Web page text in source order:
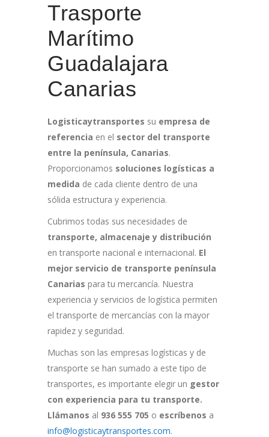
Trasporte
Marítimo
Guadalajara
Canarias
Logisticaytransportes su empresa de
referencia en el sector del transporte
entre la península, Canarias.
Proporcionamos soluciones logísticas a
medida de cada cliente dentro de una
sólida estructura y experiencia.
Cubrimos todas sus necesidades de
transporte, almacenaje y distribución
en transporte nacional e internacional. El
mejor servicio de transporte península
Canarias para tu mercancía. Nuestra
experiencia y servicios de logística permiten
el transporte de mercancías con la mayor
rapidez y seguridad.
Muchas son las empresas logísticas y de
transporte se han sumado a este tipo de
transportes, es importante elegir un gestor
con experiencia para tu transporte.
Llámanos al 936 555 705 o escríbenos a
info@logisticaytransportes.com.